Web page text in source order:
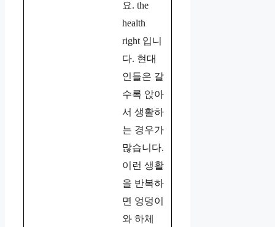
요. the
health
right 입니
다. 현대
인들은 갈
수록 앉아
서 생활하
는 경우가
많습니다.
이런 생활
을 반복하
면 엉덩이
와 하체